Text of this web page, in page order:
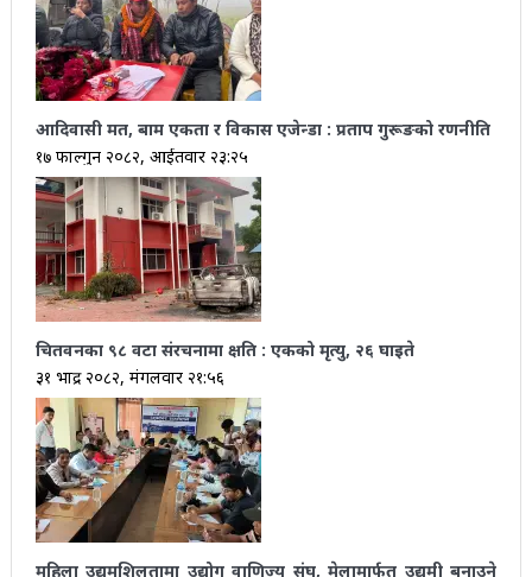
आदिवासी मत, बाम एकता र विकास एजेन्डा : प्रताप गुरूङको रणनीति
१७ फाल्गुन २०८२, आईतवार २३:२५
चितवनका ९८ वटा संरचनामा क्षति : एकको मृत्यु, २६ घाइते
३१ भाद्र २०८२, मंगलवार २१:५६
महिला उद्यमशिलतामा उद्योग वाणिज्य संघ, मेलामार्फत उद्यमी बनाउने